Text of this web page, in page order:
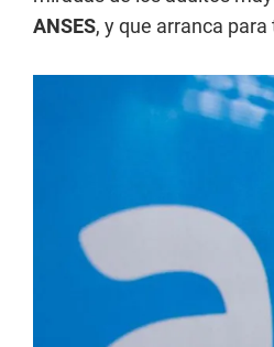
ANSES, y que arranca para